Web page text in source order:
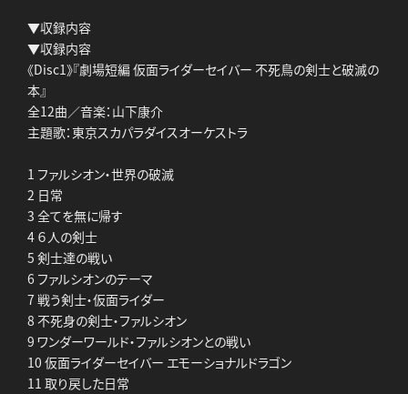
▼収録内容
▼収録内容
《Disc1》『劇場短編 仮面ライダーセイバー 不死鳥の剣士と破滅の
本』
全12曲／音楽：山下康介
主題歌：東京スカパラダイスオーケストラ
1 ファルシオン・世界の破滅
2 日常
3 全てを無に帰す
4 ６人の剣士
5 剣士達の戦い
6 ファルシオンのテーマ
7 戦う剣士・仮面ライダー
8 不死身の剣士・ファルシオン
9 ワンダーワールド・ファルシオンとの戦い
10 仮面ライダーセイバー エモーショナルドラゴン
11 取り戻した日常